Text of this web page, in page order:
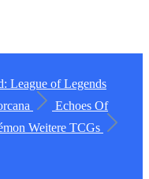
League of Legends
Echoes Of
Weitere TCGs